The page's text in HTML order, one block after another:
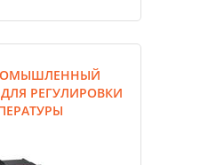
РЕГУЛИРОВКИ